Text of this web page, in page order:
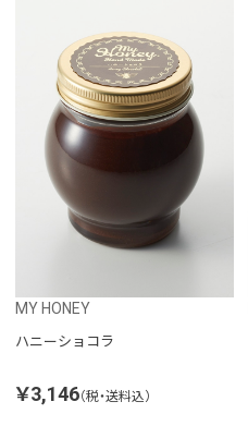
MY HONEY
ハニーショコラ
￥3,146（税・送料込）